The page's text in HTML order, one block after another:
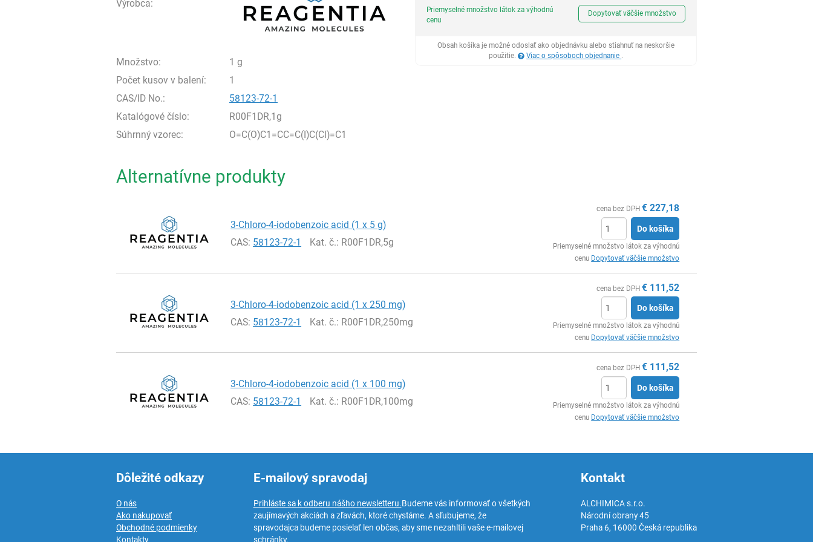
Výrobca:
Množstvo:
1 g
Počet kusov v balení:
1
CAS/ID No.:
58123-72-1
Katalógové číslo:
R00F1DR,1g
Súhrnný vzorec:
O=C(O)C1=CC=C(I)C(Cl)=C1
Ks
Priemyselné množstvo látok za výhodnú
cenu
Dopytovať väčšie množstvo
Obsah košíka je možné odoslať ako objednávku alebo stiahnuť na neskoršie
použitie.
Viac o spôsoboch objednanie .
Alternatívne produkty
3-Chloro-4-iodobenzoic acid (1 x 5 g)
CAS: 58123-72-1 Kat. č.: R00F1DR,5g
cena bez DPH € 227,18
Do košíka
Priemyselné množstvo látok za výhodnú
cenu Dopytovať väčšie množstvo
3-Chloro-4-iodobenzoic acid (1 x 250 mg)
CAS: 58123-72-1 Kat. č.: R00F1DR,250mg
cena bez DPH € 111,52
Do košíka
Priemyselné množstvo látok za výhodnú
cenu Dopytovať väčšie množstvo
3-Chloro-4-iodobenzoic acid (1 x 100 mg)
CAS: 58123-72-1 Kat. č.: R00F1DR,100mg
cena bez DPH € 111,52
Do košíka
Priemyselné množstvo látok za výhodnú
cenu Dopytovať väčšie množstvo
Dôležité odkazy
O nás
Ako nakupovať
Obchodné podmienky
Kontakty
E-mailový spravodaj
Prihláste sa k odberu nášho newsletteru.Budeme vás informovať o všetkých
zaujímavých akciách a zľavách, ktoré chystáme. A sľubujeme, že
spravodajca budeme posielať len občas, aby sme nezahltili vaše e-mailovej
schránky.
Kontakt
ALCHIMICA s.r.o.
Národní obrany 45
Praha 6, 16000 Česká republika